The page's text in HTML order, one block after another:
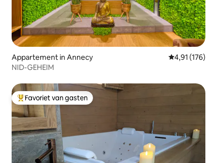
Appartement in Annecy Gemiddelde
4,91 (176)
NID-GEHEIM
Topfavoriet van gasten
Favoriet van gasten